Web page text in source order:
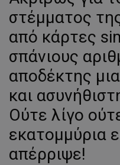
στέμματος
από κάρτες
σπάνιους
αποδέκτης
και
Ούτε λίγο
εκατομμύρια
απέρριψε!